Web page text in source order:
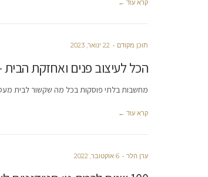
קרא עוד ←
תוכן מקודם 22 ינואר, 2023
הכל לעיצוב פנים ואחזקת
מחשבות בלתי פוסקות בכל מה שקשור לבית
קרא עוד ←
ערן הלר 6 אוקטובר, 2022